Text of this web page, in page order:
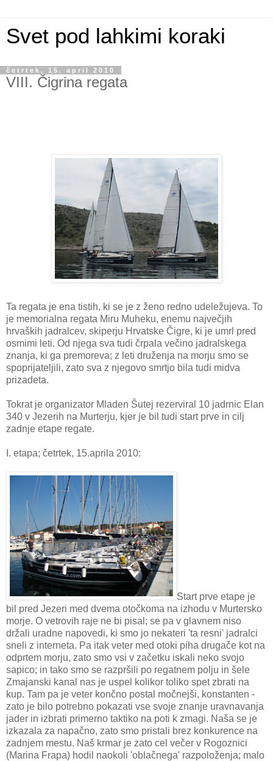
Svet pod lahkimi koraki
četrtek, 15. april 2010
VIII. Čigrina regata
Ta regata je ena tistih, ki se je z ženo redno udeležujeva. To
je memorialna regata Miru Muheku, enemu največjih
hrvaških jadralcev, skiperju Hrvatske Čigre, ki je umrl pred
osmimi leti. Od njega sva tudi črpala večino jadralskega
znanja, ki ga premoreva; z leti druženja na morju smo se
spoprijateljili, zato sva z njegovo smrtjo bila tudi midva
prizadeta.
Tokrat je organizator Mladen Šutej rezerviral 10 jadrnic Elan
340 v Jezerih na Murterju, kjer je bil tudi start prve in cilj
zadnje etape regate.
I. etapa; četrtek, 15.aprila 2010:
Start prve etape je
bil pred Jezeri med dvema otočkoma na izhodu v Murtersko
morje. O vetrovih raje ne bi pisal; se pa v glavnem niso
držali uradne napovedi, ki smo jo nekateri 'ta resni' jadralci
sneli z interneta. Pa itak veter med otoki piha drugače kot na
odprtem morju, zato smo vsi v začetku iskali neko svojo
sapico; in tako smo se razpršili po regatnem polju in šele
Zmajanski kanal nas je uspel kolikor toliko spet zbrati na
kup. Tam pa je veter končno postal močnejši, konstanten -
zato je bilo potrebno pokazati vse svoje znanje uravnavanja
jader in izbrati primerno taktiko na poti k zmagi. Naša se je
izkazala za napačno, zato smo pristali brez konkurence na
zadnjem mestu. Naš krmar je zato cel večer v Rogoznici
(Marina Frapa) hodil naokoli 'oblačnega' razpoloženja; malo